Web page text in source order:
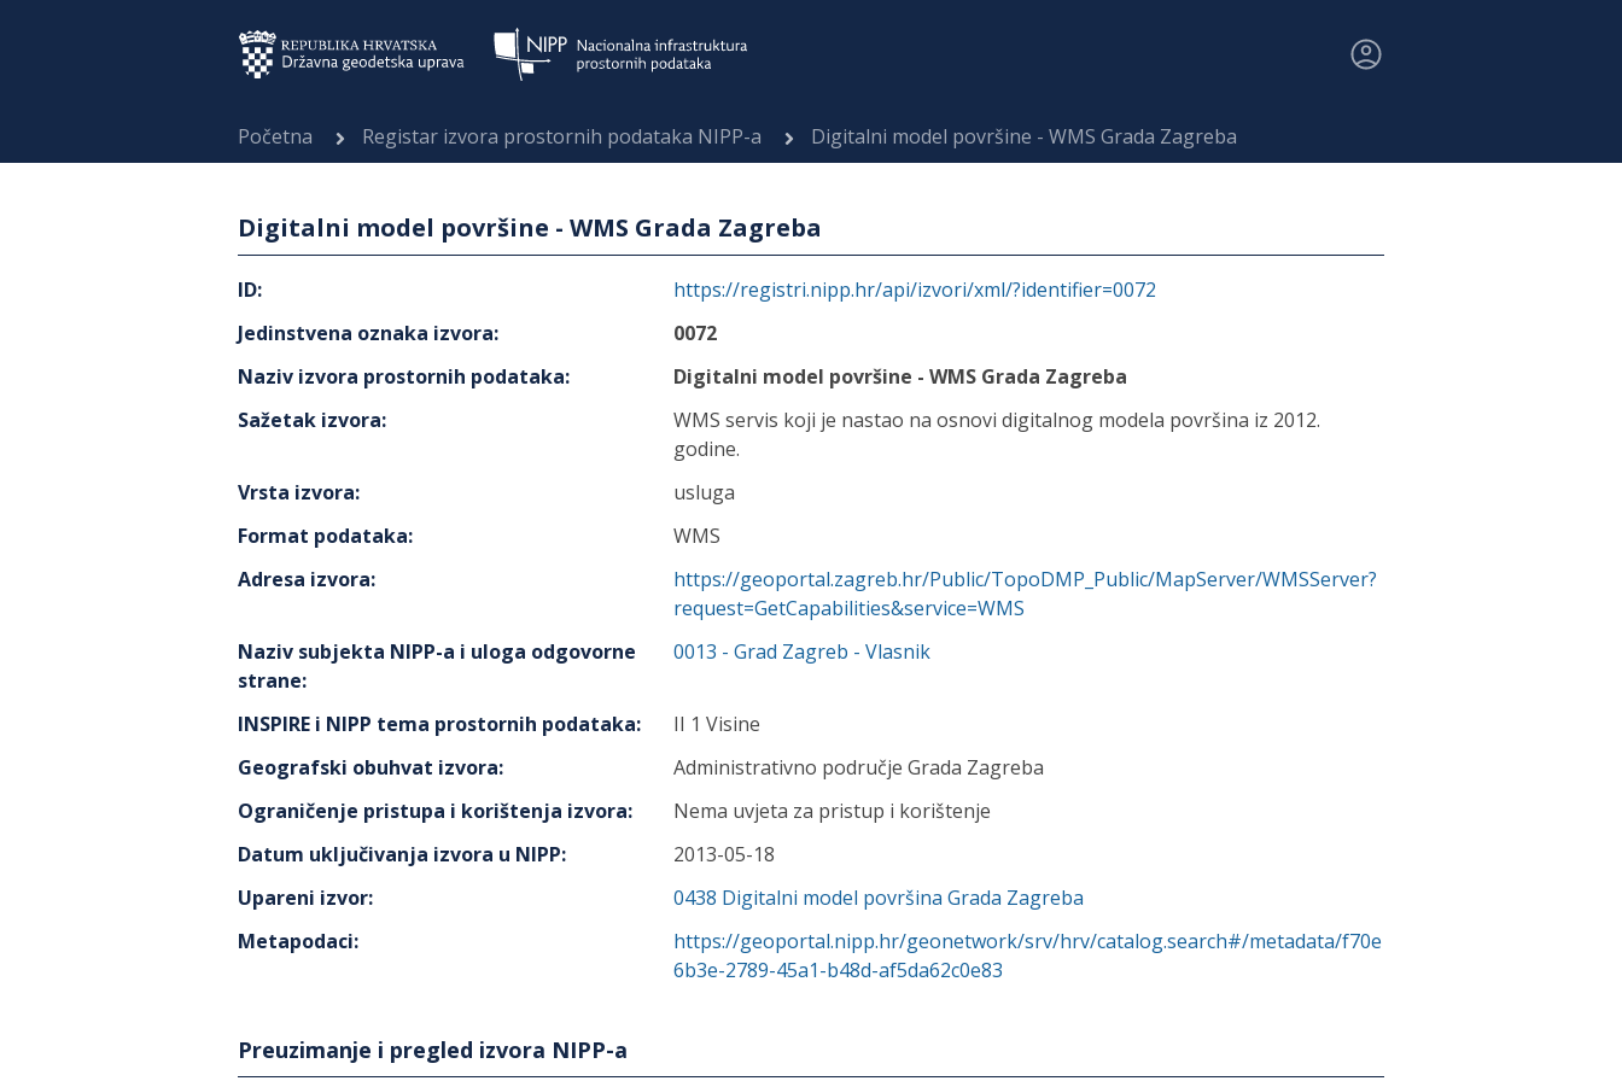
Početna Registar izvora prostornih podataka NIPP-a Digitalni model površine - WMS Grada Zagreba
Digitalni model površine - WMS Grada Zagreba
ID:
https://registri.nipp.hr/api/izvori/xml/?identifier=0072
Jedinstvena oznaka izvora:
0072
Naziv izvora prostornih podataka:
Digitalni model površine - WMS Grada Zagreba
Sažetak izvora:
WMS servis koji je nastao na osnovi digitalnog modela površina iz 2012.
godine.
Vrsta izvora:
usluga
Format podataka:
WMS
Adresa izvora:
https://geoportal.zagreb.hr/Public/TopoDMP_Public/MapServer/WMSServer?
request=GetCapabilities&service=WMS
Naziv subjekta NIPP-a i uloga odgovorne
strane:
0013 - Grad Zagreb - Vlasnik
INSPIRE i NIPP tema prostornih podataka:
II 1 Visine
Geografski obuhvat izvora:
Administrativno područje Grada Zagreba
Ograničenje pristupa i korištenja izvora:
Nema uvjeta za pristup i korištenje
Datum uključivanja izvora u NIPP:
2013-05-18
Upareni izvor: 0438 Digitalni model površina Grada Zagreba
Metapodaci:
https://geoportal.nipp.hr/geonetwork/srv/hrv/catalog.search#/metadata/f70e
6b3e-2789-45a1-b48d-af5da62c0e83
Preuzimanje i pregled izvora NIPP-a